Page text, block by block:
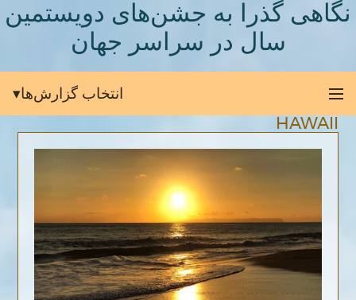
نگاهی گذرا به جشن‌های دویستمین
سال در سراسر جهان
انتخاب گزارش‌ها
HAWAII